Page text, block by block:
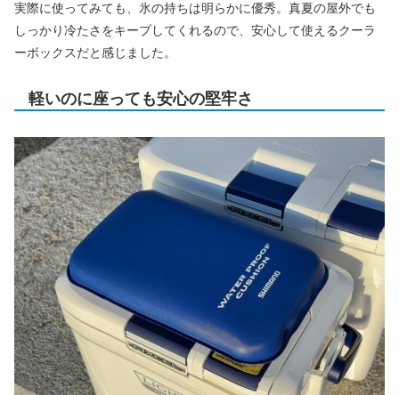
実際に使ってみても、氷の持ちは明らかに優秀。真夏の屋外でも
しっかり冷たさをキープしてくれるので、安心して使えるクーラ
ーボックスだと感じました。
軽いのに座っても安心の堅牢さ